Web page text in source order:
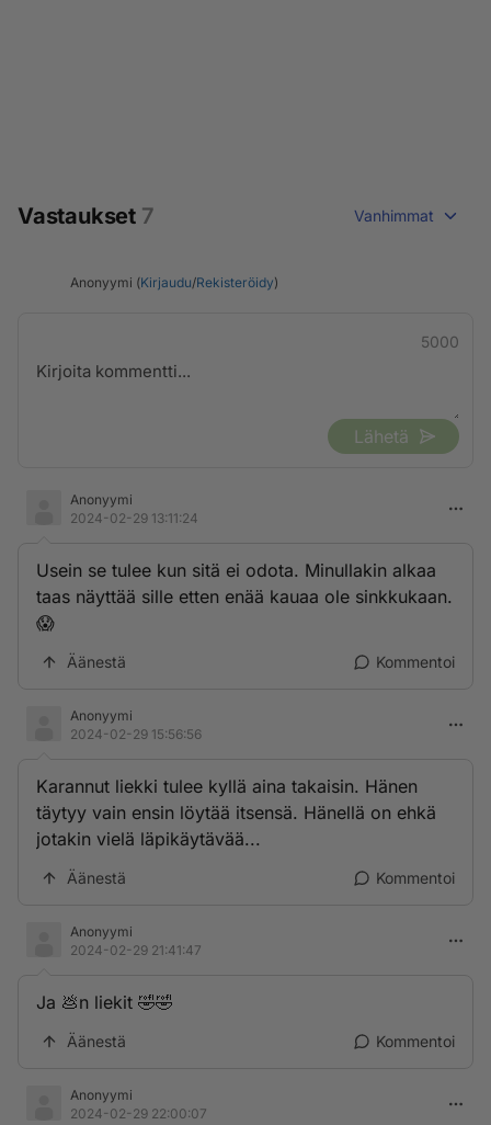
Vastaukset 7 Vanhimmat
Anonyymi (Kirjaudu/Rekisteröidy)
5000
Lähetä
Anonyymi
2024-02-29 13:11:24
Usein se tulee kun sitä ei odota. Minullakin alkaa
taas näyttää sille etten enää kauaa ole sinkkukaan.
😱
Äänestä Kommentoi
Anonyymi
2024-02-29 15:56:56
Karannut liekki tulee kyllä aina takaisin. Hänen
täytyy vain ensin löytää itsensä. Hänellä on ehkä
jotakin vielä läpikäytävää...
Äänestä Kommentoi
Anonyymi
2024-02-29 21:41:47
Ja 💩n liekit 🤣🤣
Äänestä Kommentoi
Anonyymi
2024-02-29 22:00:07